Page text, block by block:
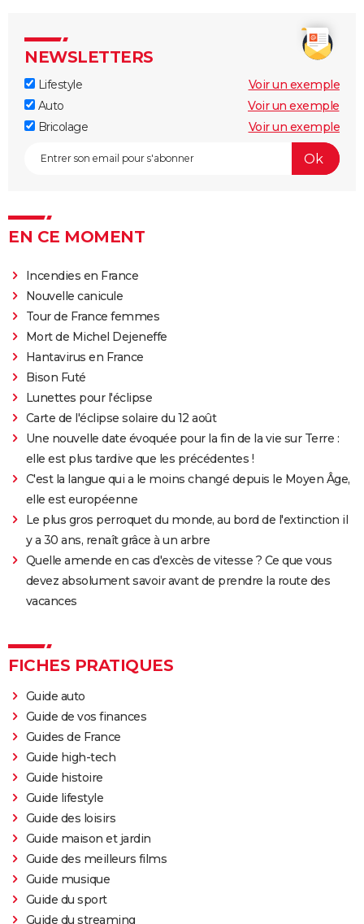
NEWSLETTERS
Lifestyle
Voir un exemple
Auto
Voir un exemple
Bricolage
Voir un exemple
EN CE MOMENT
Incendies en France
Nouvelle canicule
Tour de France femmes
Mort de Michel Dejeneffe
Hantavirus en France
Bison Futé
Lunettes pour l'éclipse
Carte de l'éclipse solaire du 12 août
Une nouvelle date évoquée pour la fin de la vie sur Terre :
elle est plus tardive que les précédentes !
C'est la langue qui a le moins changé depuis le Moyen Âge,
elle est européenne
Le plus gros perroquet du monde, au bord de l'extinction il
y a 30 ans, renaît grâce à un arbre
Quelle amende en cas d'excès de vitesse ? Ce que vous
devez absolument savoir avant de prendre la route des
vacances
FICHES PRATIQUES
Guide auto
Guide de vos finances
Guides de France
Guide high-tech
Guide histoire
Guide lifestyle
Guide des loisirs
Guide maison et jardin
Guide des meilleurs films
Guide musique
Guide du sport
Guide du streaming